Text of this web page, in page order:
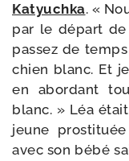
Katyuchka. «
par le départ de
pas­sez de
chien blanc. Et
en abor­dant
blanc. » Léa
jeune
avec son bébé